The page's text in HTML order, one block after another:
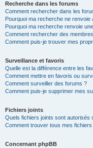
Recherche dans les forums
Comment rechercher dans les
Pourquoi ma recherche ne renvoie
Pourquoi ma recherche renvoie
Comment rechercher des
Comment puis-je trouver mes
Surveillance et favoris
Quelle est la différence entre les
Comment mettre en favoris ou
Comment surveiller des forums ?
Comment puis-je supprimer mes
Fichiers joints
Quels fichiers joints sont autorisés
Comment trouver tous mes fichiers
Concernant phpBB